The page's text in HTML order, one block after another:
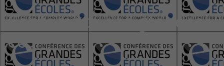
Conférence-des-grandes-
écol